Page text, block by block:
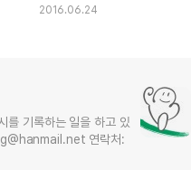
2016.06.24
를 기록하는 일을 하고 있
연락처: